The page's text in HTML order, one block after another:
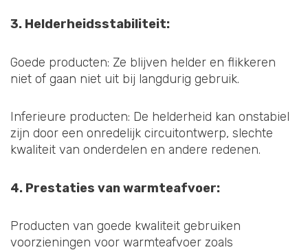
3. Helderheidsstabiliteit:
Goede producten: Ze blijven helder en flikkeren
niet of gaan niet uit bij langdurig gebruik.
Inferieure producten: De helderheid kan onstabiel
zijn door een onredelijk circuitontwerp, slechte
kwaliteit van onderdelen en andere redenen.
4. Prestaties van warmteafvoer:
Producten van goede kwaliteit gebruiken
voorzieningen voor warmteafvoer zoals